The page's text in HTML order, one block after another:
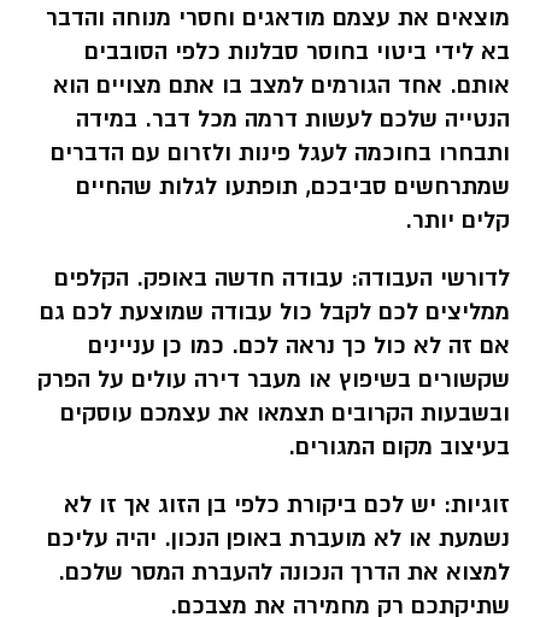
מוצאים את עצמם מודאגים וחסרי מנוחה והדבר
בא לידי ביטוי בחוסר סבלנות כלפי הסובבים
אותם. אחד הגורמים למצב בו אתם מצויים הוא
הנטייה שלכם לעשות דרמה מכל דבר. במידה
ותבחרו בחוכמה לעגל פינות ולזרום עם הדברים
שמתרחשים סביבכם, תופתעו לגלות שהחיים
קלים יותר.
לדורשי העבודה: עבודה חדשה באופק. הקלפים
ממליצים לכם לקבל כול עבודה שמוצעת לכם גם
אם זה לא כול כך נראה לכם. כמו כן עניינים
שקשורים בשיפוץ או מעבר דירה עולים על הפרק
ובשבעות הקרובים תצמאו את עצמכם עוסקים
בעיצוב מקום המגורים.
זוגיות: יש לכם ביקורת כלפי בן הזוג אך זו לא
נשמעת או לא מועברת באופן הנכון. יהיה עליכם
למצוא את הדרך הנכונה להעברת המסר שלכם.
שתיקתכם רק מחמירה את מצבכם.